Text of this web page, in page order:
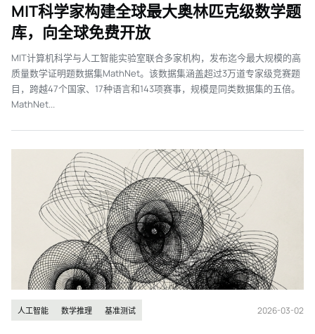
MIT科学家构建全球最大奥林匹克级数学题
库，向全球免费开放
MIT计算机科学与人工智能实验室联合多家机构，发布迄今最大规模的高
质量数学证明题数据集MathNet。该数据集涵盖超过3万道专家级竞赛题
目，跨越47个国家、17种语言和143项赛事，规模是同类数据集的五倍。
MathNet...
人工智能 数学推理 基准测试 2026-03-02